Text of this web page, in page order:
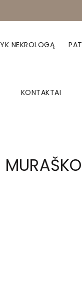
NEKROLOGĄ
KONTAKTAI